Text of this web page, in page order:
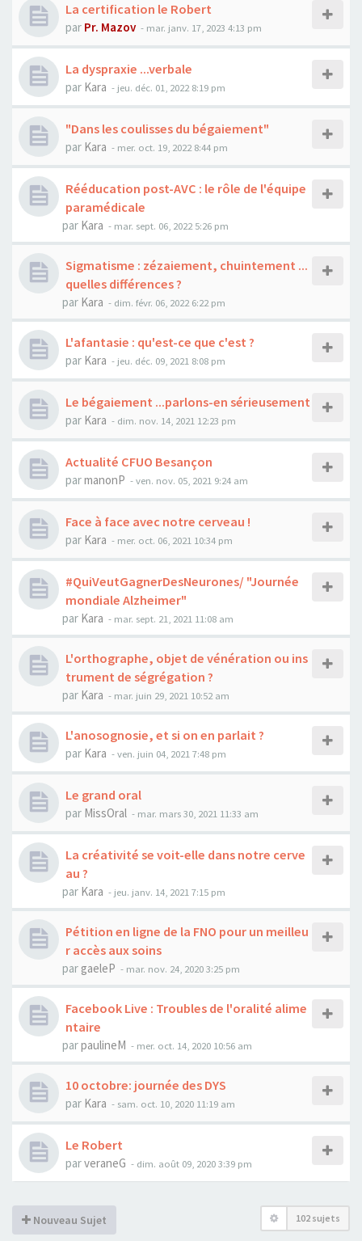
La certification le Robert
par Pr. Mazov - mar. janv. 17, 2023 4:13 pm
La dyspraxie ...verbale
par Kara - jeu. déc. 01, 2022 8:19 pm
"Dans les coulisses du bégaiement"
par Kara - mer. oct. 19, 2022 8:44 pm
Rééducation post-AVC : le rôle de l'équipe
paramédicale
par Kara - mar. sept. 06, 2022 5:26 pm
Sigmatisme : zézaiement, chuintement ...
quelles différences ?
par Kara - dim. févr. 06, 2022 6:22 pm
L'afantasie : qu'est-ce que c'est ?
par Kara - jeu. déc. 09, 2021 8:08 pm
Le bégaiement ...parlons-en sérieusement
par Kara - dim. nov. 14, 2021 12:23 pm
Actualité CFUO Besançon
parmanonP -ven. nov. 05, 2021 9:24 am
Face à face avec notre cerveau !
par Kara - mer. oct. 06, 2021 10:34 pm
#QuiVeutGagnerDesNeurones/ "Journée
mondiale Alzheimer"
par Kara - mar. sept. 21, 2021 11:08 am
L'orthographe, objet de vénération ou ins
trument de ségrégation ?
par Kara - mar. juin 29, 2021 10:52 am
L'anosognosie, et si on en parlait ?
par Kara -ven. juin 04, 2021 7:48 pm
Le grand oral
par MissOral - mar. mars 30, 2021 11:33 am
La créativité se voit-elle dans notre cerve
au ?
par Kara - jeu. janv. 14, 2021 7:15 pm
Pétition en ligne de la FNO pour un meilleu
r accès aux soins
par gaeleP - mar. nov. 24, 2020 3:25 pm
Facebook Live : Troubles de l'oralité alime
ntaire
parpaulineM - mer. oct. 14, 2020 10:56 am
10 octobre: journée des DYS
par Kara - sam. oct. 10, 2020 11:19 am
Le Robert
parveraneG - dim. août 09, 2020 3:39 pm
Nouveau Sujet 102 sujets